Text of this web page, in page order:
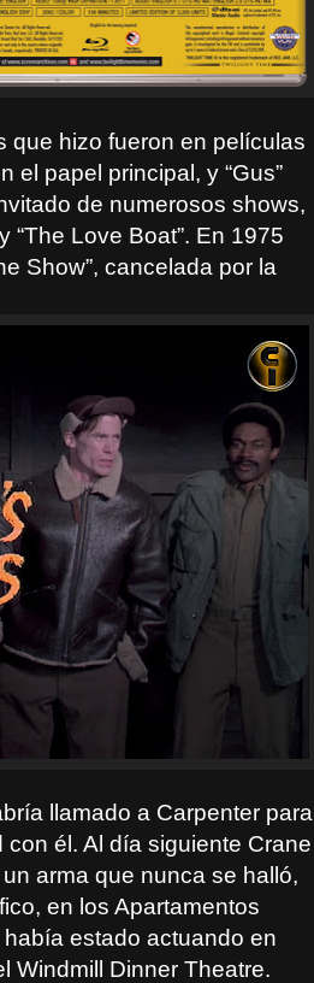
que hizo fueron en películas
el papel principal, y “Gus”
de numerosos shows,
“The Love Boat”. En 1975
Show”, cancelada por la
llamado a Carpenter para
él. Al día siguiente Crane
arma que nunca se halló,
en los Apartamentos
estado actuando en
Windmill Dinner Theatre.